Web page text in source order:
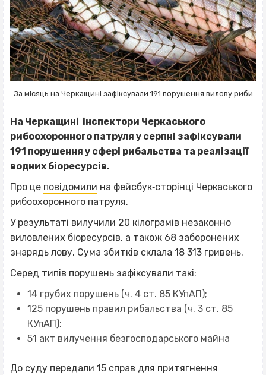
За місяць на Черкащині зафіксували 191 порушення вилову риби
На Черкащині інспектори Черкаського
рибоохоронного патруля у серпні зафіксували
191 порушення у сфері рибальства та реалізації
водних біоресурсів.
Про це повідомили на фейсбук‐сторінці Черкаського
рибоохоронного патруля.
У результаті вилучили 20 кілограмів незаконно
виловлених біоресурсів, а також 68 заборонених
знарядь лову. Сума збитків склала 18 313 гривень.
Серед типів порушень зафіксували такі:
14 грубих порушень (ч. 4 ст. 85 КУпАП);
125 порушень правил рибальства (ч. 3 ст. 85
КУпАП);
51 акт вилучення безгосподарського майна
До суду передали 15 справ для притягнення